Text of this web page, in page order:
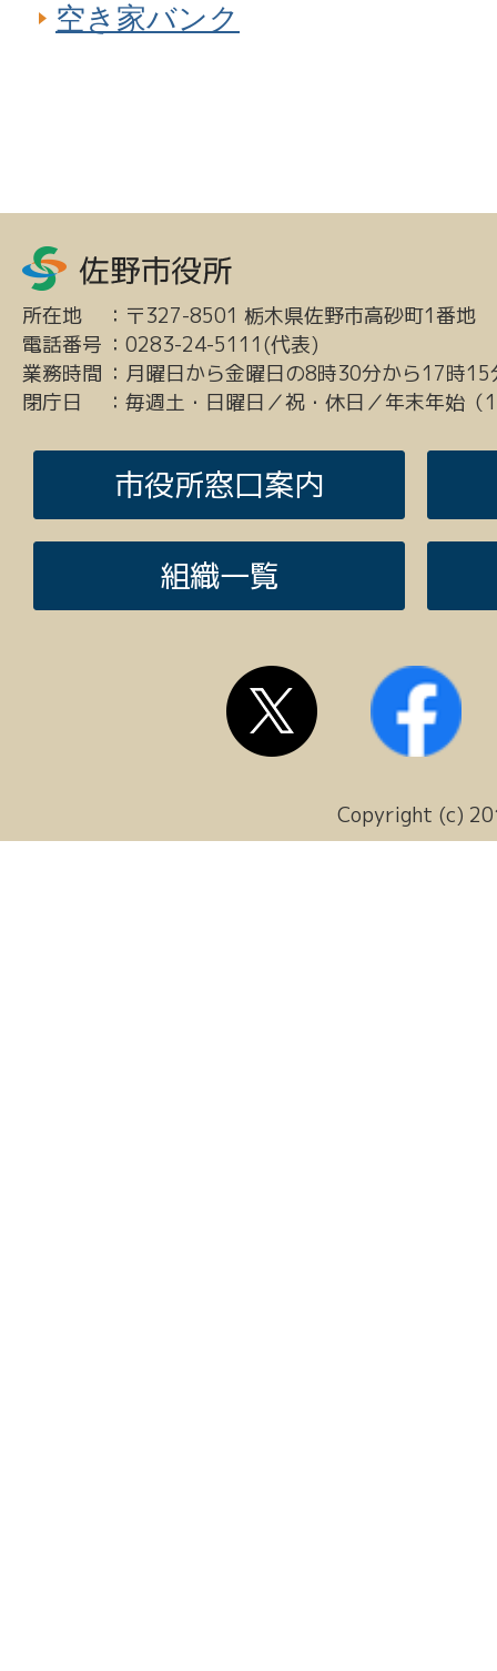
空き家バンク
所在地 ： 〒327-8501 栃木県佐野市高砂町1番地
電話番号 ： 0283-24-5111(代表)
業務時間 ： 月曜日から金曜日の8時30分から17時15
閉庁日
： 毎週土・日曜日／祝・休日／年末年始
市役所窓口案内
組織一覧
Copyright (c)